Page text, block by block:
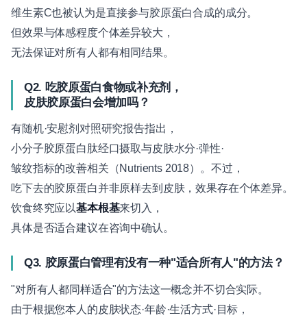
维生素C也被认为是直接参与胶原蛋白合成的成分。
但效果与体感程度个体差异较大，
无法保证对所有人都有相同结果。
Q2. 吃胶原蛋白食物或补充剂，
皮肤胶原蛋白会增加吗？
有随机·安慰剂对照研究报告指出，
小分子胶原蛋白肽经口摄取与皮肤水分·弹性·
皱纹指标的改善相关（Nutrients 2018）。不过，
吃下去的胶原蛋白并非原样去到皮肤，效果存在个体差异。
饮食终究应以基本根基来切入，
具体是否适合建议在咨询中确认。
Q3. 胶原蛋白管理有没有一种"适合所有人"的方法？
"对所有人都同样适合"的方法这一概念并不切合实际。
由于根据您本人的皮肤状态·年龄·生活方式·目标，